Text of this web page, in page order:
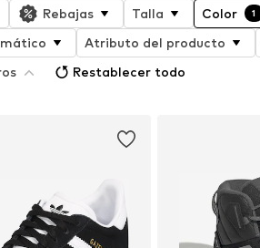
Rebajas Talla Color 1
Atributo del producto
Restablecer todo